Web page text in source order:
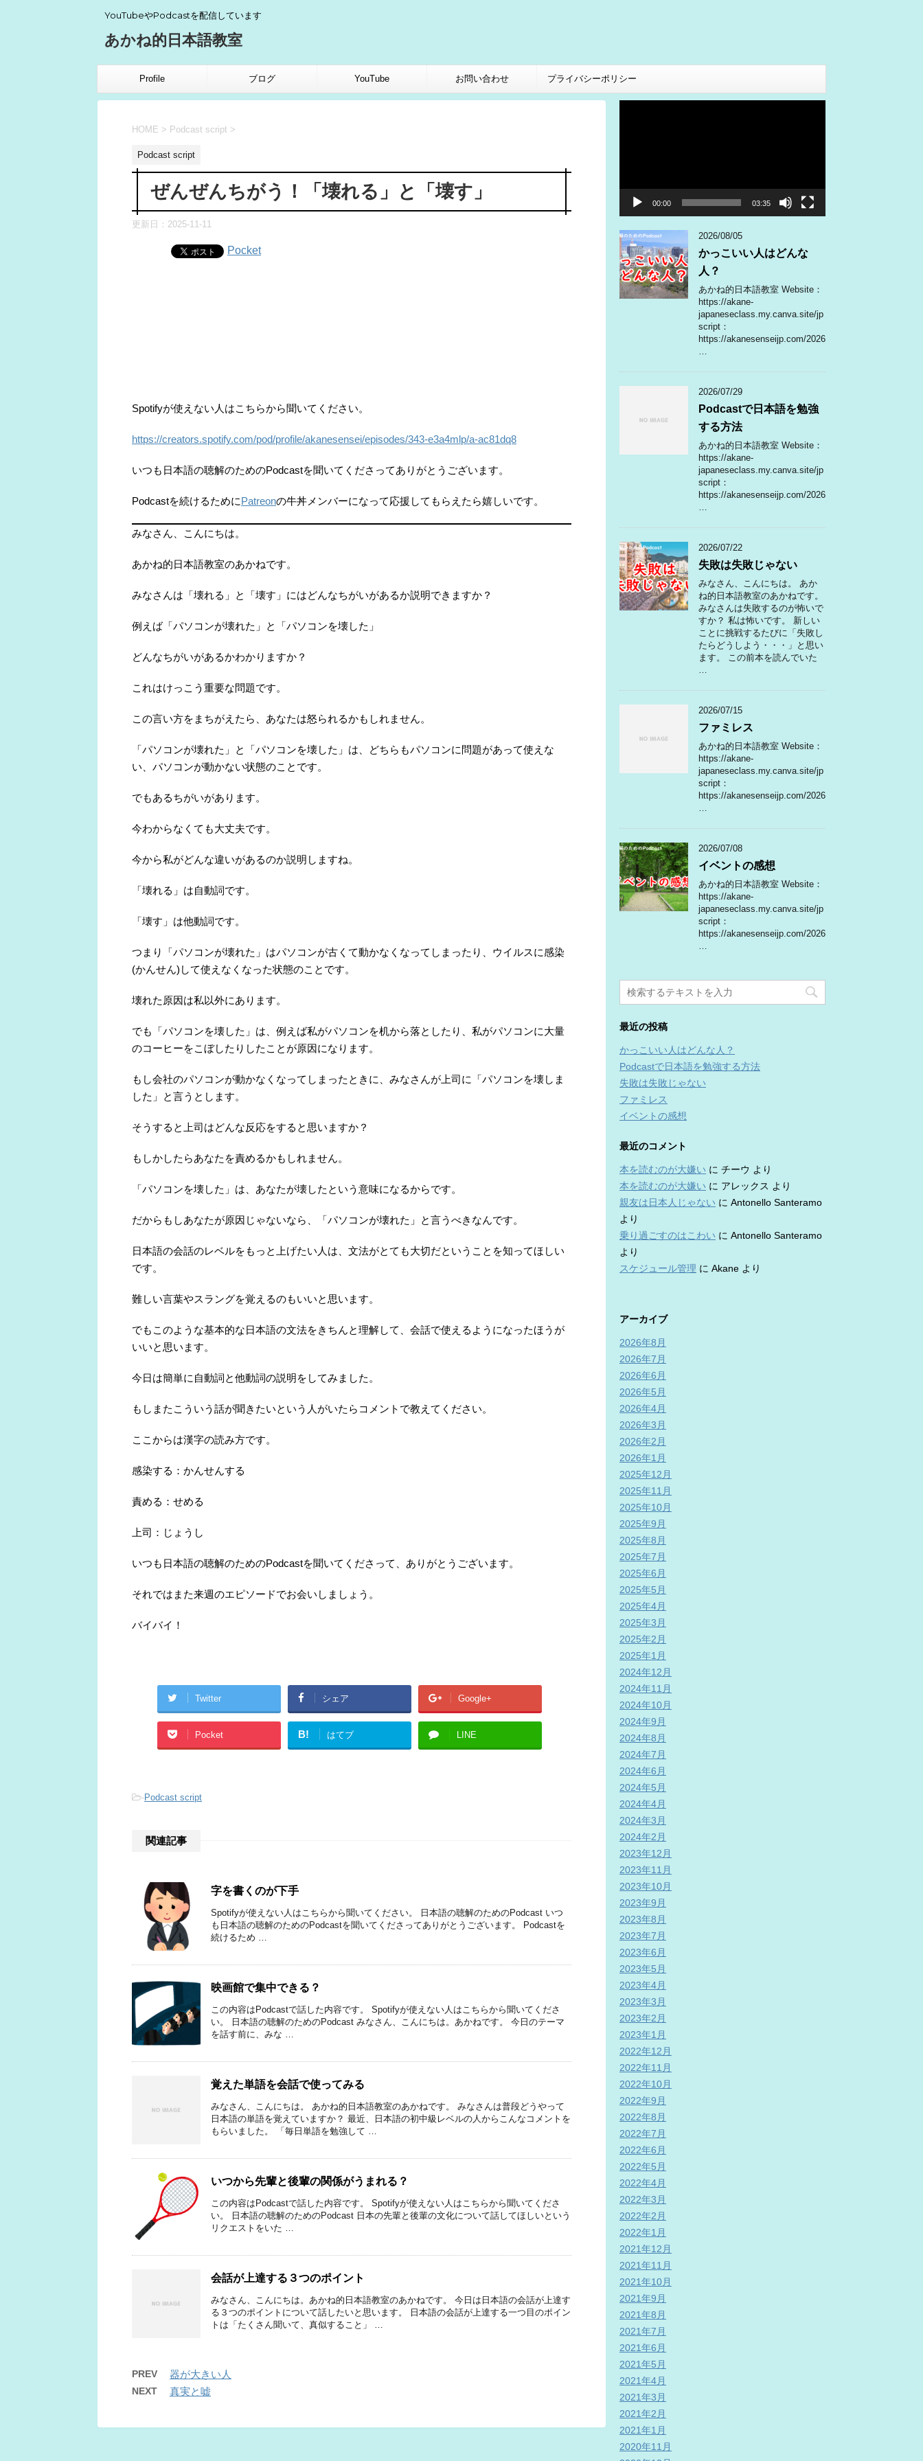
YouTubeやPodcastを配信しています
あかね的日本語教室
Profile ブログ YouTube お問い合わせ プライバシーポリシー
HOME > Podcast script >
Podcast script
ぜんぜんちがう！「壊れる」と「壊す」
更新日： 2025-11-11
Pocket
Spotifyが使えない人はこちらから聞いてください。
https://creators.spotify.com/pod/profile/akanesensei/episodes/343-e3a4mlp/a-ac81dq8
いつも日本語の聴解のためのPodcastを聞いてくださってありがとうございます。
Podcastを続けるためにPatreonの牛丼メンバーになって応援してもらえたら嬉しいです。
みなさん、こんにちは。
あかね的日本語教室のあかねです。
みなさんは「壊れる」と「壊す」にはどんなちがいがあるか説明できますか？
例えば「パソコンが壊れた」と「パソコンを壊した」
どんなちがいがあるかわかりますか？
これはけっこう重要な問題です。
この言い方をまちがえたら、あなたは怒られるかもしれません。
「パソコンが壊れた」と「パソコンを壊した」は、どちらもパソコンに問題があって使えな
い、パソコンが動かない状態のことです。
でもあるちがいがあります。
今わからなくても大丈夫です。
今から私がどんな違いがあるのか説明しますね。
「壊れる」は自動詞です。
「壊す」は他動詞です。
つまり「パソコンが壊れた」はパソコンが古くて動かなくなってしまったり、ウイルスに感染
(かんせん)して使えなくなった状態のことです。
壊れた原因は私以外にあります。
でも「パソコンを壊した」は、例えば私がパソコンを机から落としたり、私がパソコンに大量
のコーヒーをこぼしたりしたことが原因になります。
もし会社のパソコンが動かなくなってしまったときに、みなさんが上司に「パソコンを壊しま
した」と言うとします。
そうすると上司はどんな反応をすると思いますか？
もしかしたらあなたを責めるかもしれません。
「パソコンを壊した」は、あなたが壊したという意味になるからです。
だからもしあなたが原因じゃないなら、「パソコンが壊れた」と言うべきなんです。
日本語の会話のレベルをもっと上げたい人は、文法がとても大切だということを知ってほしい
です。
難しい言葉やスラングを覚えるのもいいと思います。
でもこのような基本的な日本語の文法をきちんと理解して、会話で使えるようになったほうが
いいと思います。
今日は簡単に自動詞と他動詞の説明をしてみました。
もしまたこういう話が聞きたいという人がいたらコメントで教えてください。
ここからは漢字の読み方です。
感染する：かんせんする
責める：せめる
上司：じょうし
いつも日本語の聴解のためのPodcastを聞いてくださって、ありがとうございます。
それではまた来週のエピソードでお会いしましょう。
バイバイ！
Twitter シェア Google+
Pocket B! はてブ LINE
-Podcast script
関連記事
字を書くのが下手
Spotifyが使えない人はこちらから聞いてください。 日本語の聴解のためのPodcast いつ
も日本語の聴解のためのPodcastを聞いてくださってありがとうございます。 Podcastを
続けるため …
映画館で集中できる？
この内容はPodcastで話した内容です。 Spotifyが使えない人はこちらから聞いてくださ
い。 日本語の聴解のためのPodcast みなさん、こんにちは。あかねです。 今日のテーマ
を話す前に、みな …
覚えた単語を会話で使ってみる
みなさん、こんにちは。 あかね的日本語教室のあかねです。 みなさんは普段どうやって
日本語の単語を覚えていますか？ 最近、日本語の初中級レベルの人からこんなコメントを
もらいました。 「毎日単語を勉強して …
いつから先輩と後輩の関係がうまれる？
この内容はPodcastで話した内容です。 Spotifyが使えない人はこちらから聞いてくださ
い。 日本語の聴解のためのPodcast 日本の先輩と後輩の文化について話してほしいという
リクエストをいた …
会話が上達する３つのポイント
みなさん、こんにちは。あかね的日本語教室のあかねです。 今日は日本語の会話が上達す
る３つのポイントについて話したいと思います。 日本語の会話が上達する一つ目のポイン
トは「たくさん聞いて、真似すること」 …
PREV 器が大きい人
NEXT 真実と嘘
ー
00:00 03:35
2026/08/05
かっこいい人はどんな
人？
あかね的日本語教室 Website：
https://akane-
japaneseclass.my.canva.site/jp
script：
https://akanesenseijp.com/2026
2026/07/29
Podcastで日本語を勉強
する方法
あかね的日本語教室 Website：
https://akane-
japaneseclass.my.canva.site/jp
script：
https://akanesenseijp.com/2026
2026/07/22
失敗は失敗じゃない
みなさん、こんにちは。 あか
ね的日本語教室のあかねです。
みなさんは失敗するのが怖いで
すか？ 私は怖いです。 新しい
ことに挑戦するたびに「失敗し
たらどうしよう・・・」と思い
ます。 この前本を読んでいた
2026/07/15
ファミレス
あかね的日本語教室 Website：
https://akane-
japaneseclass.my.canva.site/jp
script：
https://akanesenseijp.com/2026
2026/07/08
イベントの感想
あかね的日本語教室 Website：
https://akane-
japaneseclass.my.canva.site/jp
script：
https://akanesenseijp.com/2026
最近の投稿
かっこいい人はどんな人？
Podcastで日本語を勉強する方法
失敗は失敗じゃない
ファミレス
イベントの感想
最近のコメント
本を読むのが大嫌い に チーウ より
本を読むのが大嫌い に アレックス より
親友は日本人じゃない に Antonello Santeramo
より
乗り過ごすのはこわい に Antonello Santeramo
より
スケジュール管理 に Akane より
アーカイブ
2026年8月
2026年7月
2026年6月
2026年5月
2026年4月
2026年3月
2026年2月
2026年1月
2025年12月
2025年11月
2025年10月
2025年9月
2025年8月
2025年7月
2025年6月
2025年5月
2025年4月
2025年3月
2025年2月
2025年1月
2024年12月
2024年11月
2024年10月
2024年9月
2024年8月
2024年7月
2024年6月
2024年5月
2024年4月
2024年3月
2024年2月
2023年12月
2023年11月
2023年10月
2023年9月
2023年8月
2023年7月
2023年6月
2023年5月
2023年4月
2023年3月
2023年2月
2023年1月
2022年12月
2022年11月
2022年10月
2022年9月
2022年8月
2022年7月
2022年6月
2022年5月
2022年4月
2022年3月
2022年2月
2022年1月
2021年12月
2021年11月
2021年10月
2021年9月
2021年8月
2021年7月
2021年6月
2021年5月
2021年4月
2021年3月
2021年2月
2021年1月
2020年11月